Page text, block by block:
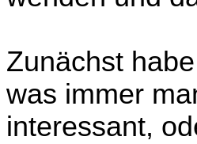
Zunächst
was immer
interessant,